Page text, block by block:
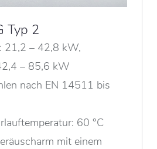
Typ 2
21,2 – 42,8 kW,
– 85,6 kW
nach EN 14511 bis
60 °C
mit einem